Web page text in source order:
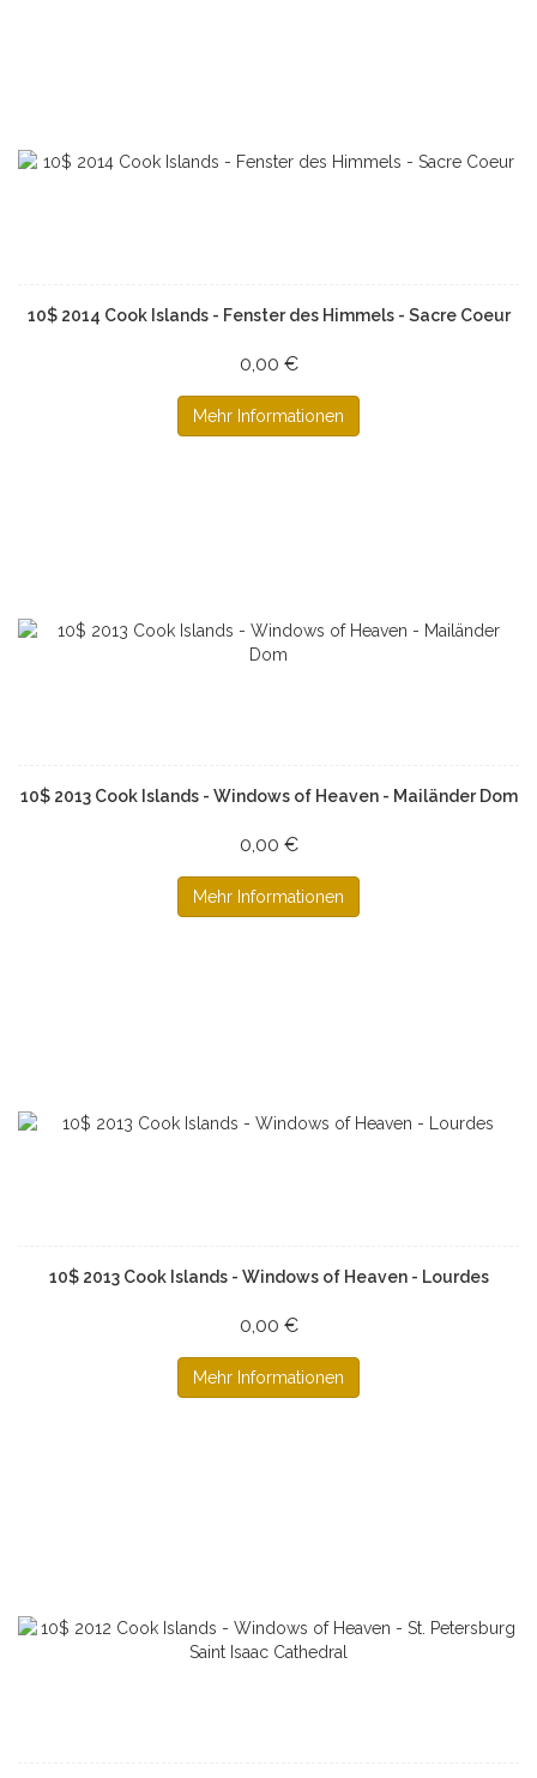
10$ 2014 Cook Islands - Fenster des Himmels - Sacre Coeur
0,00 €
Mehr Informationen
10$ 2013 Cook Islands - Windows of Heaven - Mailänder Dom
0,00 €
Mehr Informationen
10$ 2013 Cook Islands - Windows of Heaven - Lourdes
0,00 €
Mehr Informationen